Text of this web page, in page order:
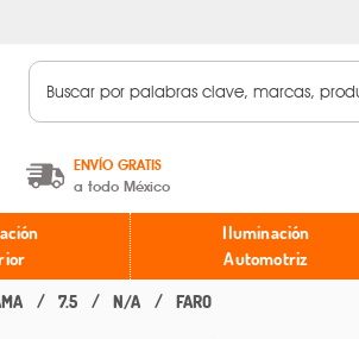
ENVÍO GRATIS
a todo México
A partir de $599 MXN.
* Aplican restricciones
Iluminación
Automotriz
7.5 N/A FARO